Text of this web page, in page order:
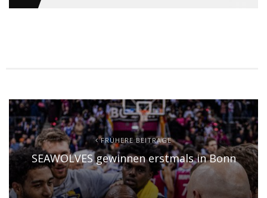
FRÜHERE BEITRÄGE
SEAWOLVES gewinnen erstmals in Bonn